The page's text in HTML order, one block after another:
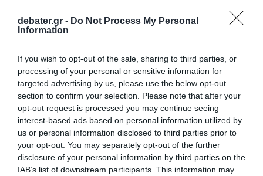
debater.gr - Do Not Process My Personal
Information
If you wish to opt-out of the sale, sharing to third parties, or
processing of your personal or sensitive information for
targeted advertising by us, please use the below opt-out
section to confirm your selection. Please note that after your
opt-out request is processed you may continue seeing
interest-based ads based on personal information utilized by
us or personal information disclosed to third parties prior to
your opt-out. You may separately opt-out of the further
disclosure of your personal information by third parties on the
IAB’s list of downstream participants. This information may